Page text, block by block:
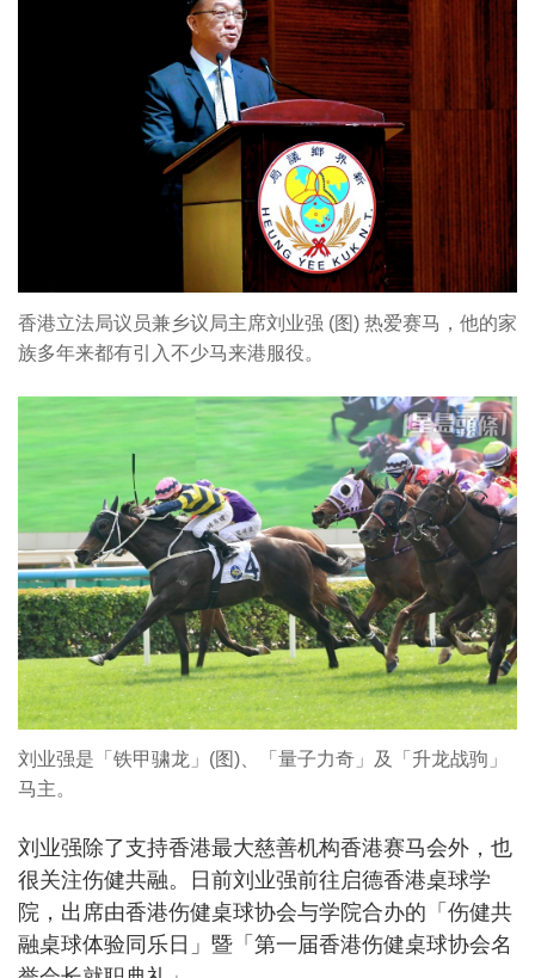
香港立法局议员兼乡议局主席刘业强 (图) 热爱赛马，他的家
族多年来都有引入不少马来港服役。
刘业强是「铁甲骕龙」(图)、「量子力奇」及「升龙战驹」
马主。
刘业强除了支持香港最大慈善机构香港赛马会外，也
很关注伤健共融。日前刘业强前往启德香港桌球学
院，出席由香港伤健桌球协会与学院合办的「伤健共
融桌球体验同乐日」暨「第一届香港伤健桌球协会名